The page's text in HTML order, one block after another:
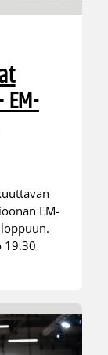
EM-
19.30